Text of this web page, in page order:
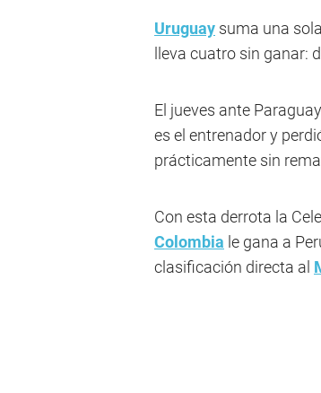
Uruguay suma una
lleva cuatro sin ganar:
El jueves ante
es el entrenador y
prácticamente sin
Con esta derrota la
Colombia le gana a
clasificación directa al